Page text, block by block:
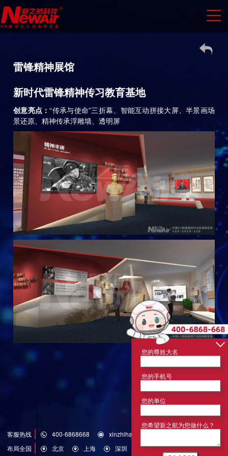
雷锋精神展馆
新时代雷锋精神传习教育基地
创意亮点：“传承与使命”三折幕、智能互动拼接大屏、半景画场
景还原、精神传承浮雕墙、透明屏
客服热线 400-6868668
xinzhihang@126.com
布局全国
北京 上海 深圳 济南 青岛 洛杉矶
您的尊姓大名
您的手机号
您的单位
您希望新之航为您做什么？